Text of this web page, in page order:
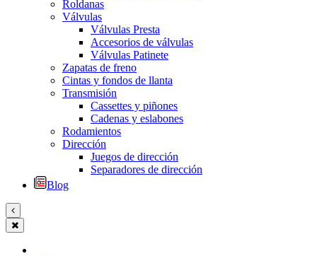
Roldanas
Válvulas
Válvulas Presta
Accesorios de válvulas
Válvulas Patinete
Zapatas de freno
Cintas y fondos de llanta
Transmisión
Cassettes y piñones
Cadenas y eslabones
Rodamientos
Dirección
Juegos de dirección
Separadores de dirección
Blog